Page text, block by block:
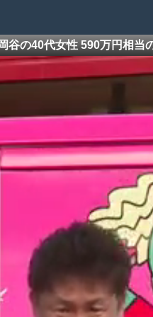
谷の40代女性 590万円相当